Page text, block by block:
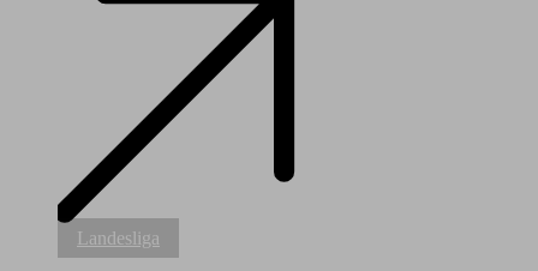
Herren
Landesliga
Landesliga